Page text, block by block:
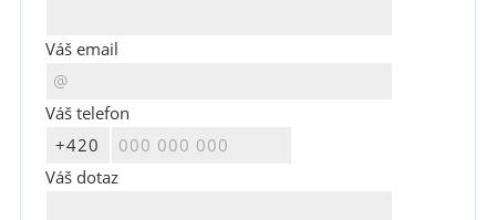
Váš email
Váš telefon
Váš dotaz